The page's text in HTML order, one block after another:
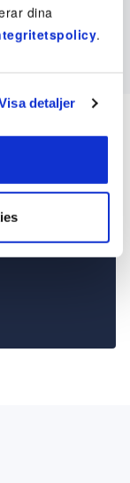
dina
.
detaljer
Kom